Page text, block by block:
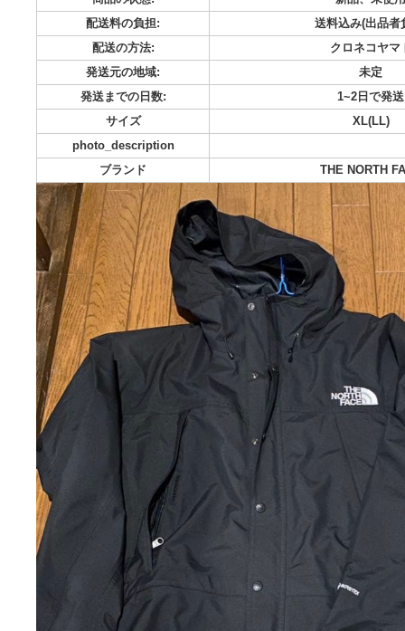
カテゴリー: ファッション->メン
商品のサイズ:
ブランド:
THE
商品の状態:
新品
配送料の負担:
送料込
配送の方法:
発送元の地域:
発送までの日数:
1~2
サイズ
photo_description
ブランド
THE